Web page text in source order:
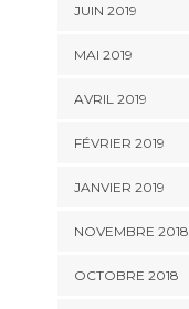
JUIN 2019
MAI 2019
AVRIL 2019
FÉVRIER 2019
JANVIER 2019
NOVEMBRE 2018
OCTOBRE 2018